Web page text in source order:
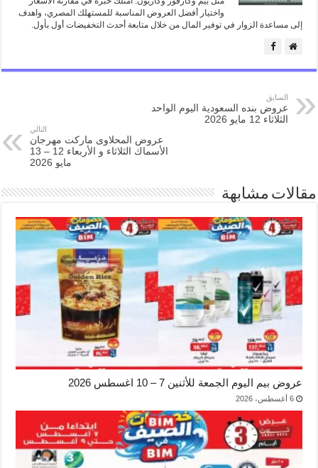
واختيار أفضل العروض المناسبة للمستهلك المصري، واهدف
إلى مساعدة الزوار في توفير المال من خلال متابعة أحدث التخفيضات أول بأول.
السابق
عروض بنده السعودية اليوم الواحد
الثلاثاء 12 مايو 2026
التالي
عروض المحلاوى ماركت مهرجان
الأسماك الثلاثاء و الأربعاء 12 – 13
مايو 2026
مقالات مشابهة
عروض بيم اليوم الجمعة للأثنين 7 – 10 اغسطس 2026
6 أغسطس، 2026